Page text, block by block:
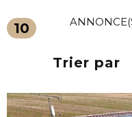
10
Trier par